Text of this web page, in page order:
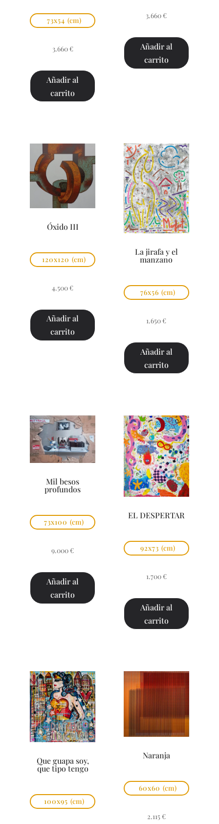
73x54 (cm)
3.660 €
Añadir al
carrito
3.660 €
Añadir al
carrito
Óxido III
120x120 (cm)
4.500 €
Añadir al
carrito
La jirafa y el
manzano
76x56 (cm)
1.650 €
Añadir al
carrito
Mil besos
profundos
73x100 (cm)
9.000 €
Añadir al
carrito
EL DESPERTAR
92x73 (cm)
1.700 €
Añadir al
carrito
Que guapa soy,
que tipo tengo
100x95 (cm)
Naranja
60x60 (cm)
2.115 €